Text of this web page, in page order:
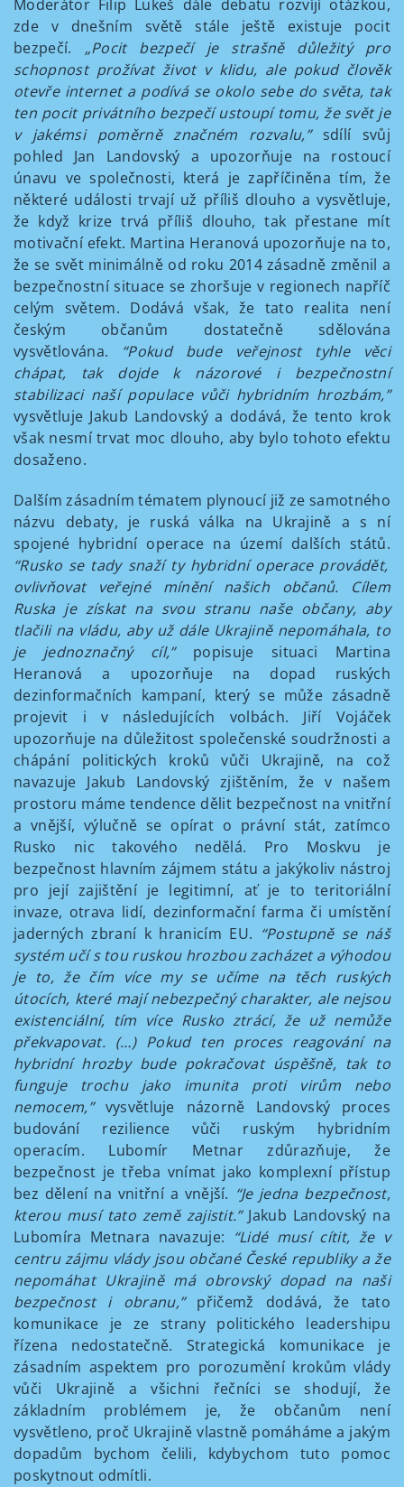
Moderátor Filip Lukeš dále debatu rozvíjí otázkou,
zde v dnešním světě stále ještě existuje pocit
bezpečí. „Pocit bezpečí je strašně důležitý pro
schopnost prožívat život v klidu, ale pokud člověk
otevře internet a podívá se okolo sebe do světa, tak
ten pocit privátního bezpečí ustoupí tomu, že svět je
v jakémsi poměrně značném rozvalu,” sdílí svůj
pohled Jan Landovský a upozorňuje na rostoucí
únavu ve společnosti, která je zapříčiněna tím, že
některé události trvají už příliš dlouho a vysvětluje,
že když krize trvá příliš dlouho, tak přestane mít
motivační efekt. Martina Heranová upozorňuje na to,
že se svět minimálně od roku 2014 zásadně změnil a
bezpečnostní situace se zhoršuje v regionech napříč
celým světem. Dodává však, že tato realita není
českým občanům dostatečně sdělována
vysvětlována. “Pokud bude veřejnost tyhle věci
chápat, tak dojde k názorové i bezpečnostní
stabilizaci naší populace vůči hybridním hrozbám,”
vysvětluje Jakub Landovský a dodává, že tento krok
však nesmí trvat moc dlouho, aby bylo tohoto efektu
dosaženo.
Dalším zásadním tématem plynoucí již ze samotného
názvu debaty, je ruská válka na Ukrajině a s ní
spojené hybridní operace na území dalších států.
“Rusko se tady snaží ty hybridní operace provádět,
ovlivňovat veřejné mínění našich občanů. Cílem
Ruska je získat na svou stranu naše občany, aby
tlačili na vládu, aby už dále Ukrajině nepomáhala, to
je jednoznačný cíl,” popisuje situaci Martina
Heranová a upozorňuje na dopad ruských
dezinformačních kampaní, který se může zásadně
projevit i v následujících volbách. Jiří Vojáček
upozorňuje na důležitost společenské soudržnosti a
chápání politických kroků vůči Ukrajině, na což
navazuje Jakub Landovský zjištěním, že v našem
prostoru máme tendence dělit bezpečnost na vnitřní
a vnější, výlučně se opírat o právní stát, zatímco
Rusko nic takového nedělá. Pro Moskvu je
bezpečnost hlavním zájmem státu a jakýkoliv nástroj
pro její zajištění je legitimní, ať je to teritoriální
invaze, otrava lidí, dezinformační farma či umístění
jaderných zbraní k hranicím EU. “Postupně se náš
systém učí s tou ruskou hrozbou zacházet a výhodou
je to, že čím více my se učíme na těch ruských
útocích, které mají nebezpečný charakter, ale nejsou
existenciální, tím více Rusko ztrácí, že už nemůže
překvapovat. (…) Pokud ten proces reagování na
hybridní hrozby bude pokračovat úspěšně, tak to
funguje trochu jako imunita proti virům nebo
nemocem,” vysvětluje názorně Landovský proces
budování rezilience vůči ruským hybridním
operacím. Lubomír Metnar zdůrazňuje, že
bezpečnost je třeba vnímat jako komplexní přístup
bez dělení na vnitřní a vnější. “Je jedna bezpečnost,
kterou musí tato země zajistit.” Jakub Landovský na
Lubomíra Metnara navazuje: “Lidé musí cítit, že v
centru zájmu vlády jsou občané České republiky a že
nepomáhat Ukrajině má obrovský dopad na naši
bezpečnost i obranu,”přičemž dodává, že tato
komunikace je ze strany politického leadershipu
řízena nedostatečně. Strategická komunikace je
zásadním aspektem pro porozumění krokům vlády
vůči Ukrajině a všichni řečníci se shodují, že
základním problémem je, že občanům není
vysvětleno, proč Ukrajině vlastně pomáháme a jakým
dopadům bychom čelili, kdybychom tuto pomoc
poskytnout odmítli.